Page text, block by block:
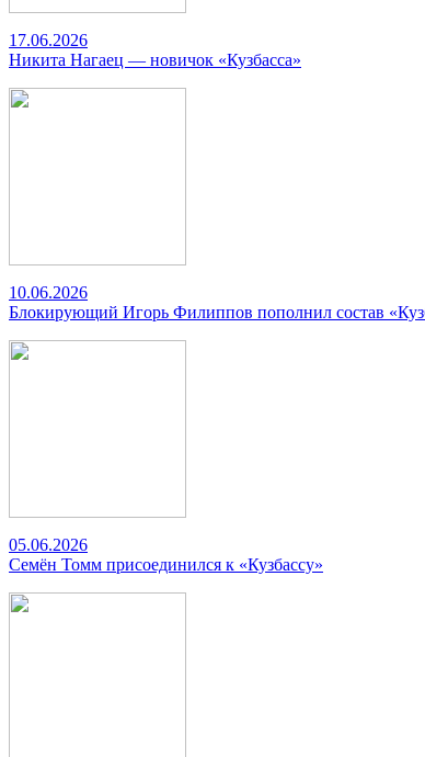
17.06.2026
Никита Нагаец — новичок «Кузбасса»
10.06.2026
Блокирующий Игорь Филиппов пополнил состав
05.06.2026
Семён Томм присоединился к «Кузбассу»